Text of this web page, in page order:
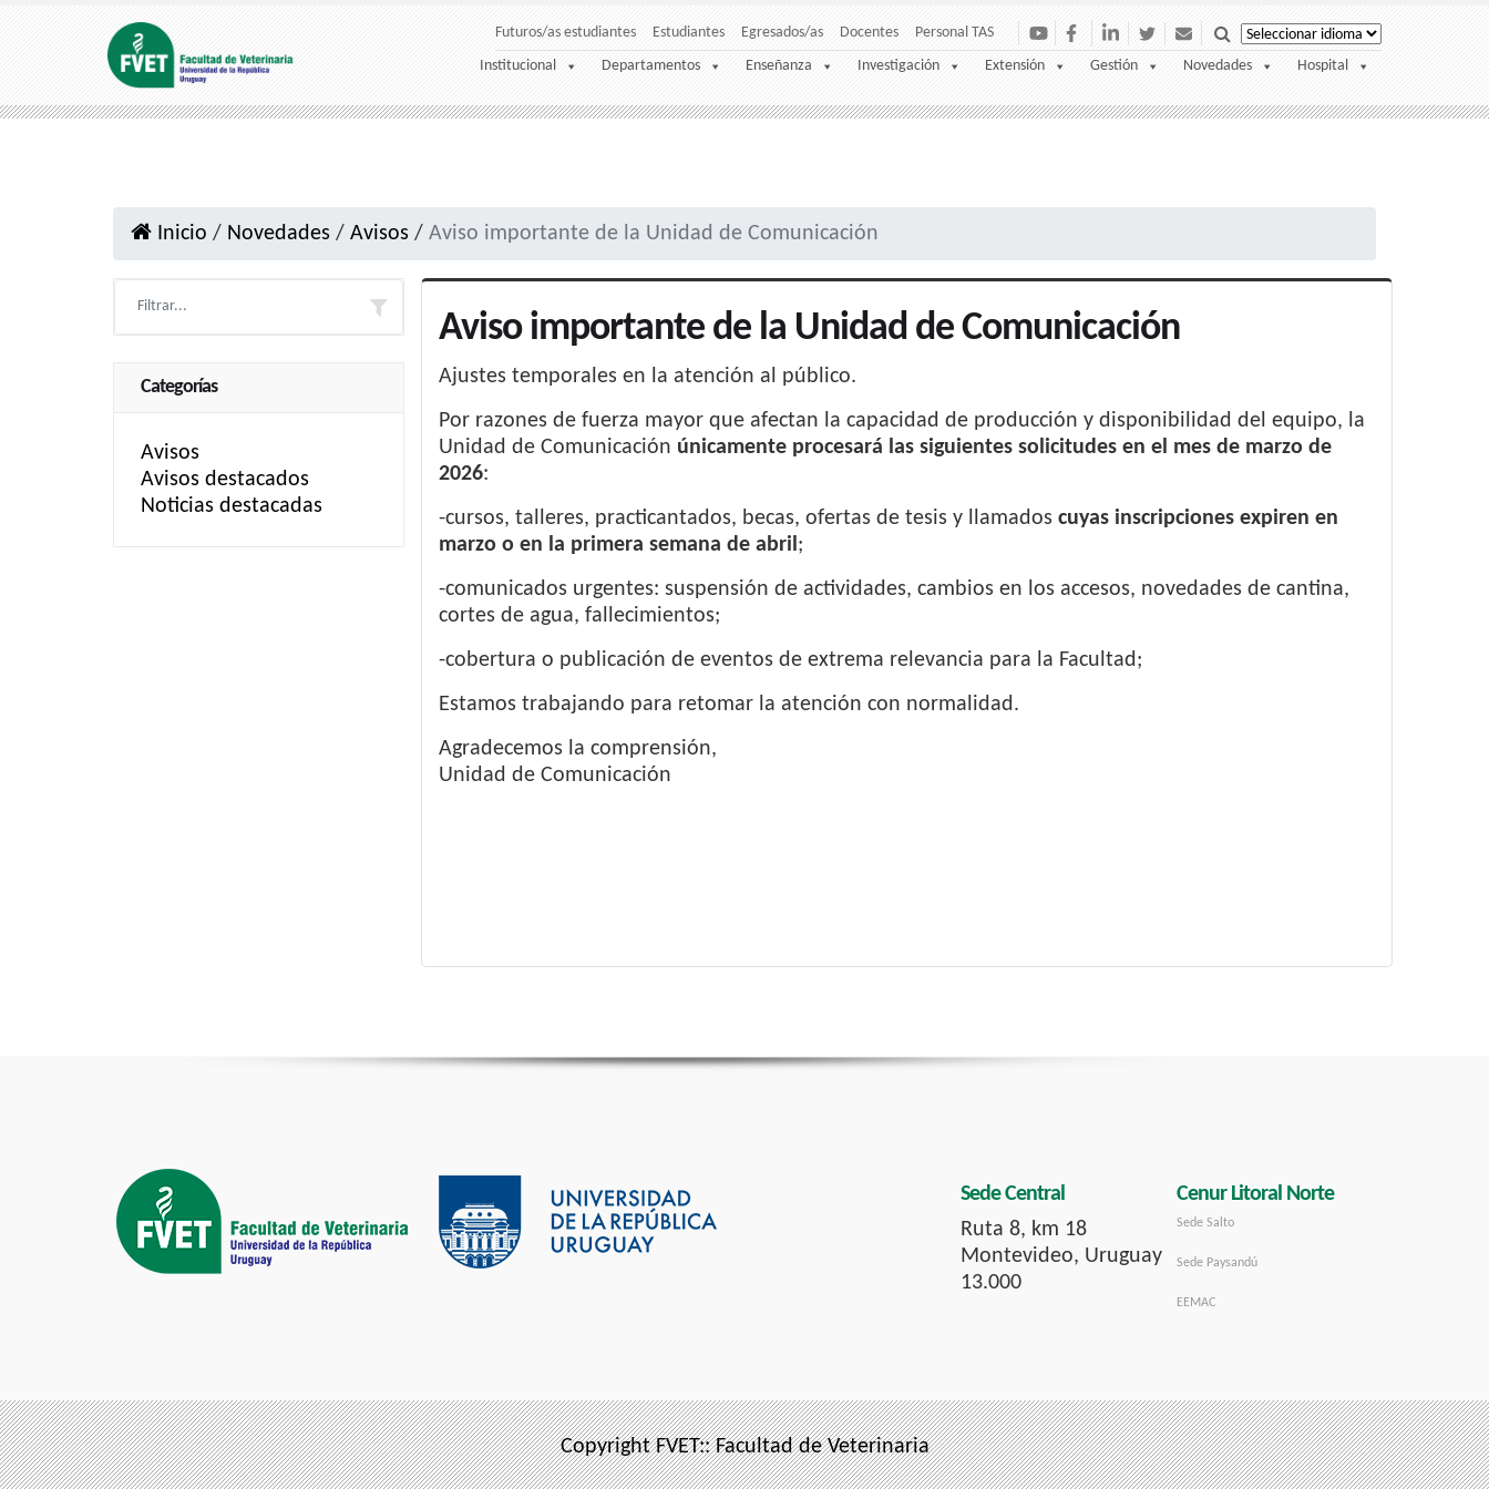
Futuros/as estudiantes Estudiantes Egresados/as Docentes Personal TAS
Institucional Departamentos Enseñanza Investigación Extensión Gestión Novedades Hospital
Inicio / Novedades / Avisos / Aviso importante de la Unidad de Comunicación
Categorías
Avisos
Avisos destacados
Noticias destacadas
Aviso importante de la Unidad de Comunicación
Ajustes temporales en la atención al público.
Por razones de fuerza mayor que afectan la capacidad de producción y disponibilidad del equipo, la
Unidad de Comunicación únicamente procesará las siguientes solicitudes en el mes de marzo de
2026:
-cursos, talleres, practicantados, becas, ofertas de tesis y llamados cuyas inscripciones expiren en
marzo o en la primera semana de abril;
-comunicados urgentes: suspensión de actividades, cambios en los accesos, novedades de cantina,
cortes de agua, fallecimientos;
-cobertura o publicación de eventos de extrema relevancia para la Facultad;
Estamos trabajando para retomar la atención con normalidad.
Agradecemos la comprensión,
Unidad de Comunicación
Sede Central
Ruta 8, km 18
Montevideo, Uruguay
13.000
Cenur Litoral Norte
Sede Salto
Sede Paysandú
EEMAC
Copyright FVET:: Facultad de Veterinaria